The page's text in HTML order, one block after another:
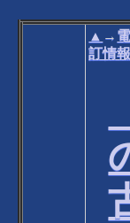
▲ →
訂情報